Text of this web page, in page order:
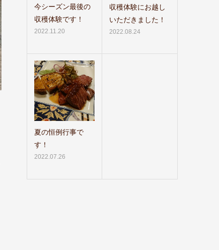
今シーズン最後の
収穫体験です！
2022.11.20
収穫体験にお越し
いただきました！
2022.08.24
夏の恒例行事で
す！
2022.07.26